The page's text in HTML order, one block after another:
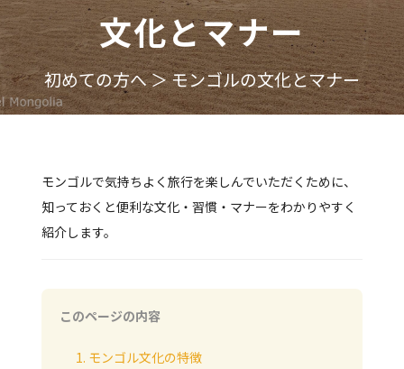
文化とマナー
初めての方へ ＞ モンゴルの文化とマナー
モンゴルで気持ちよく旅行を楽しんでいただくために、
知っておくと便利な文化・習慣・マナーをわかりやすく
紹介します。
このページの内容
1. モンゴル文化の特徴